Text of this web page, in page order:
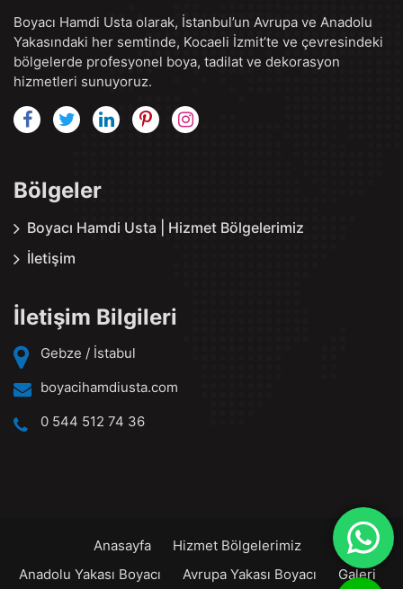
Boyacı Hamdi Usta olarak, İstanbul’un Avrupa ve Anadolu
Yakasındaki her semtinde, Kocaeli İzmit’te ve çevresindeki
bölgelerde profesyonel boya, tadilat ve dekorasyon
hizmetleri sunuyoruz.
Bölgeler
Boyacı Hamdi Usta | Hizmet Bölgelerimiz
İletişim
İletişim Bilgileri
Gebze / İstabul
boyacihamdiusta.com
0 544 512 74 36
Anasayfa
Hizmet Bölgelerimiz
Anadolu Yakası Boyacı
Avrupa Yakası Boyacı Galeri